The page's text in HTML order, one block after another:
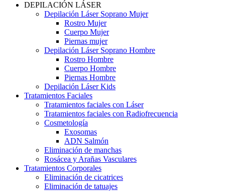
DEPILACIÓN LÁSER
Depilación Láser Soprano Mujer
Rostro Mujer
Cuerpo Mujer
Piernas mujer
Depilación Láser Soprano Hombre
Rostro Hombre
Cuerpo Hombre
Piernas Hombre
Depilación Láser Kids
Tratamientos Faciales
Tratamientos faciales con Láser
Tratamientos faciales con Radiofrecuencia
Cosmetología
Exosomas
ADN Salmón
Eliminación de manchas
Rosácea y Arañas Vasculares
Tratamientos Corporales
Eliminación de cicatrices
Eliminación de tatuajes